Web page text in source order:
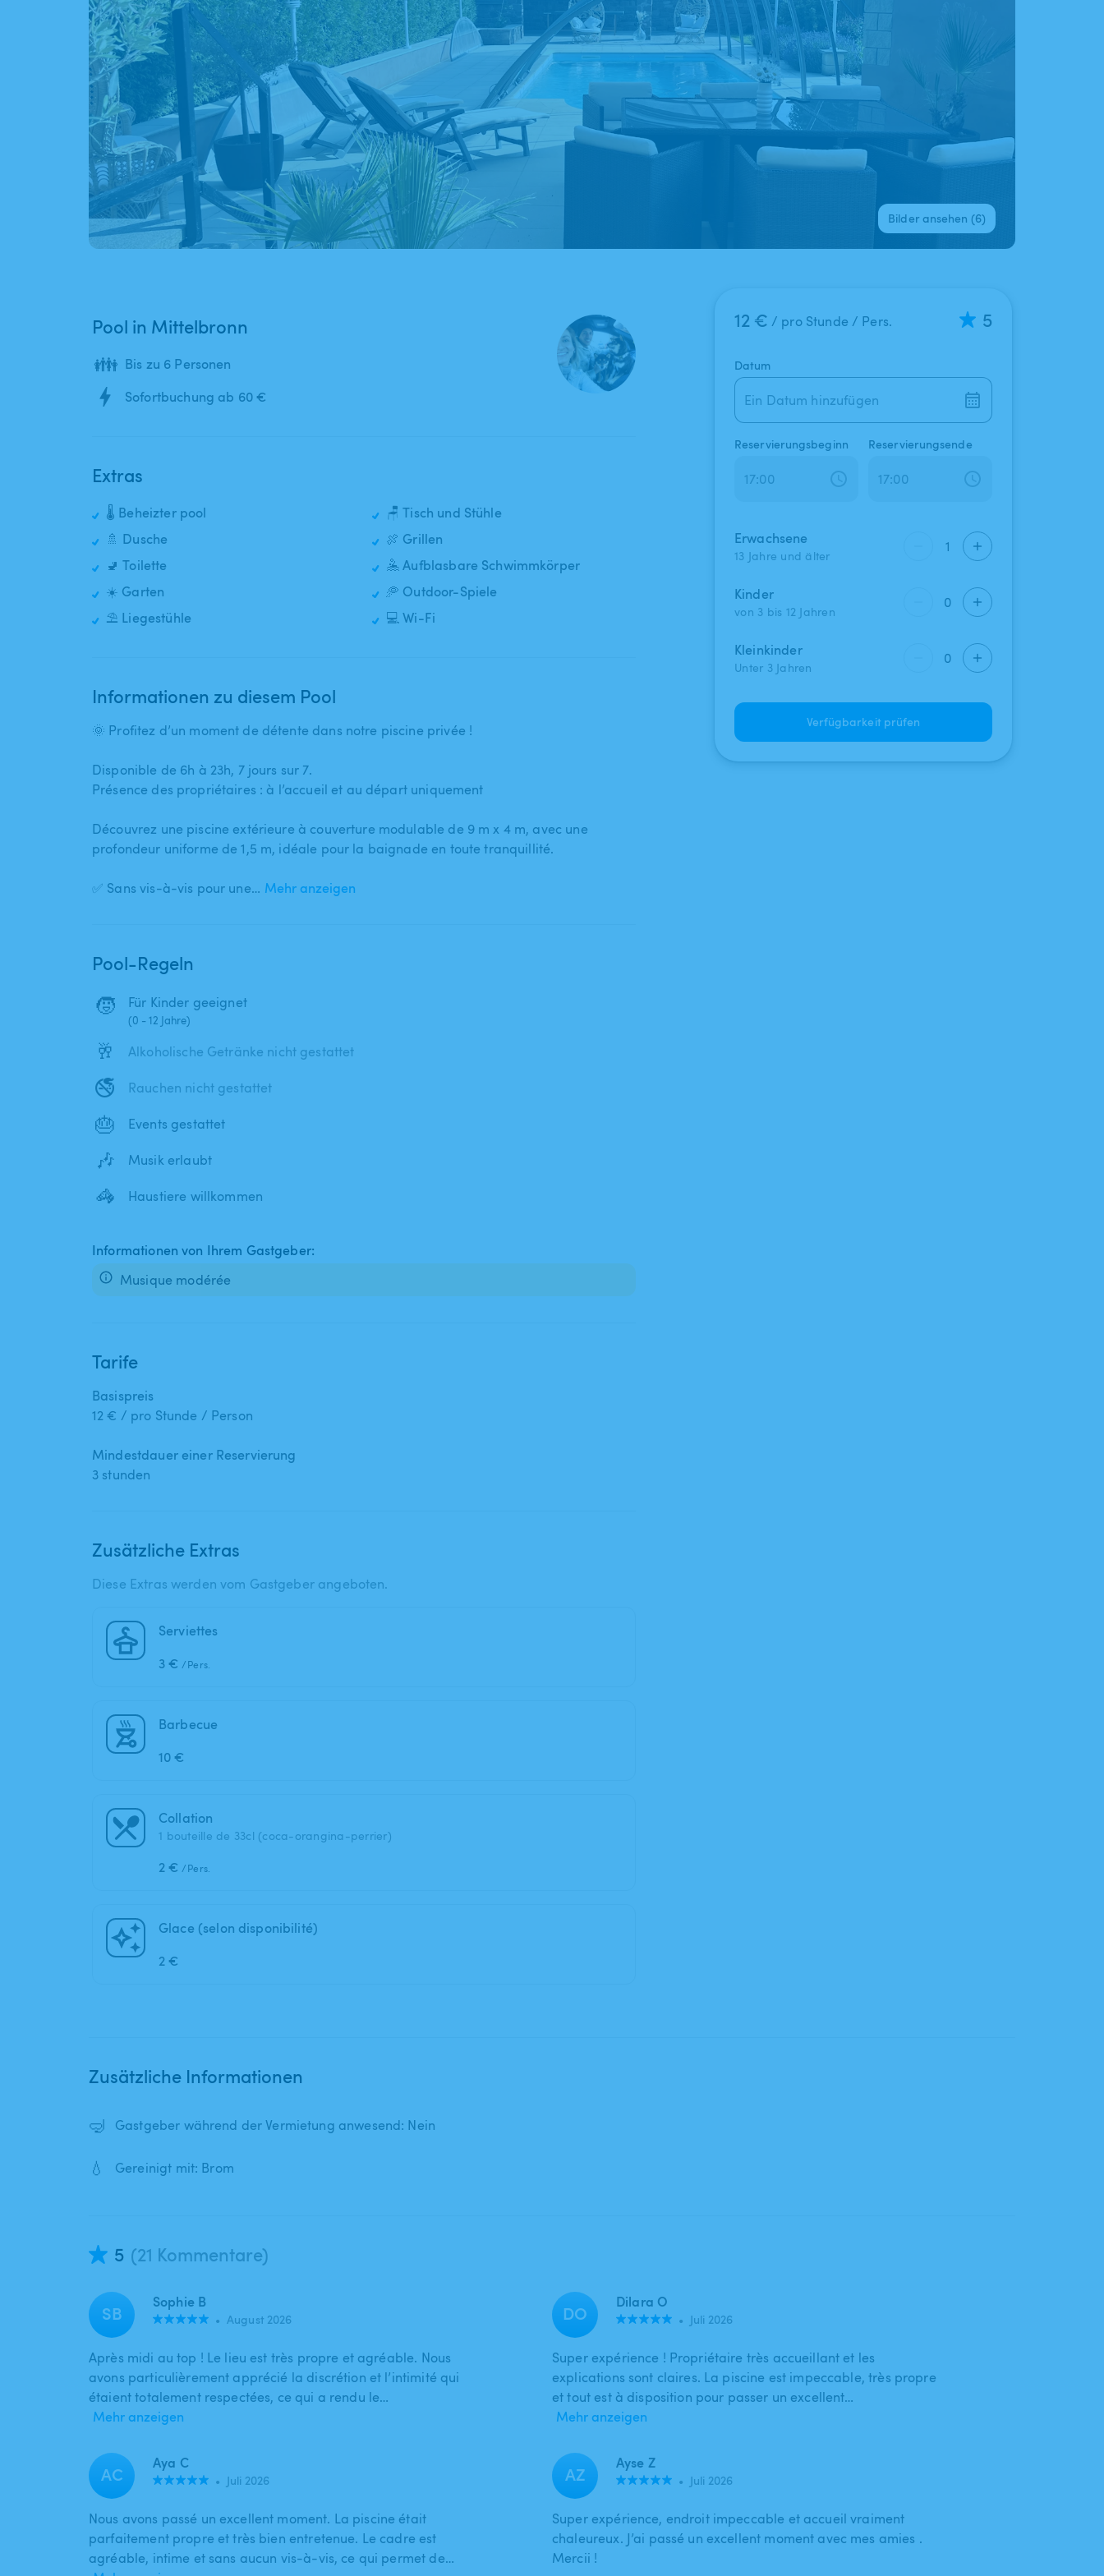
Bilder ansehen (6)
Pool in Mittelbronn
👪 Bis zu 6 Personen
Sofortbuchung ab 60 €
Extras
🌡️ Beheizter pool
🚿 Dusche
🚽 Toilette
☀️ Garten
⛱️ Liegestühle
🪑 Tisch und Stühle
🍖 Grillen
🤽 Aufblasbare Schwimmkörper
🥏 Outdoor-Spiele
💻 Wi-Fi
Informationen zu diesem Pool
🌞 Profitez d’un moment de détente dans notre piscine privée !
Disponible de 6h à 23h​,​ 7 jours sur 7.
Présence des propriétaires : à l’accueil et au départ uniquement
Découvrez une piscine extérieure à couverture modulable de 9 m x 4 m​,​ avec une
profondeur uniforme de 1​,​5 m​,​ idéale pour la baignade en toute tranquillité.
✅ Sans vis-à-vis pour une… Mehr anzeigen
Pool-Regeln
🧒 Für Kinder geeignet
(0 - 12 Jahre)
🥂 Alkoholische Getränke nicht gestattet
🚭 Rauchen nicht gestattet
🎂 Events gestattet
🎶 Musik erlaubt
🦓 Haustiere willkommen
Informationen von Ihrem Gastgeber:
Musique modérée
Tarife
Basispreis
12 € / pro Stunde / Person
Mindestdauer einer Reservierung
3 stunden
Zusätzliche Extras
Diese Extras werden vom Gastgeber angeboten.
Serviettes
3 € /Pers.
Barbecue
10 €
Collation
1 bouteille de 33cl (coca-orangina-perrier)
2 € /Pers.
Glace (selon disponibilité)
2 €
12 € / pro Stunde / Pers. 5
Datum
Ein Datum hinzufügen
Reservierungsbeginn Reservierungsende
Erwachsene
13 Jahre und älter
1
Kinder
von 3 bis 12 Jahren
0
Kleinkinder
Unter 3 Jahren
0
Verfügbarkeit prüfen
Zusätzliche Informationen
🤿 Gastgeber während der Vermietung anwesend: Nein
💧 Gereinigt mit: Brom
5 (21 Kommentare)
SB Sophie B
• August 2026
Après midi au top ! Le lieu est très propre et agréable. Nous
avons particulièrement apprécié la discrétion et l’intimité qui
étaient totalement respectées, ce qui a rendu le…
Mehr anzeigen
DO Dilara O
• Juli 2026
Super expérience ! Propriétaire très accueillant et les
explications sont claires. La piscine est impeccable, très propre
et tout est à disposition pour passer un excellent…
Mehr anzeigen
AC Aya C
• Juli 2026
Nous avons passé un excellent moment. La piscine était
parfaitement propre et très bien entretenue. Le cadre est
agréable, intime et sans aucun vis-à-vis, ce qui permet de…
AZ Ayse Z
• Juli 2026
Super expérience, endroit impeccable et accueil vraiment
chaleureux. J’ai passé un excellent moment avec mes amies .
Mercii !